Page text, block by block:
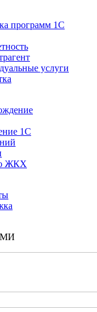
программ 1С
услуги
1С
ЖКХ